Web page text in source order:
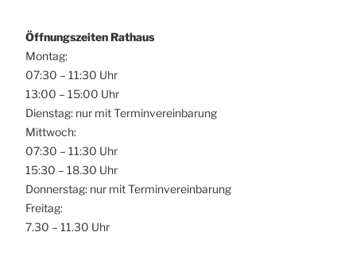
Öffnungszeiten Rathaus
Montag:
07:30 – 11:30 Uhr
13:00 – 15:00 Uhr
Dienstag: nur mit Terminvereinbarung
Mittwoch:
07:30 – 11:30 Uhr
15:30 – 18.30 Uhr
Donnerstag: nur mit Terminvereinbarung
Freitag:
7.30 – 11.30 Uhr